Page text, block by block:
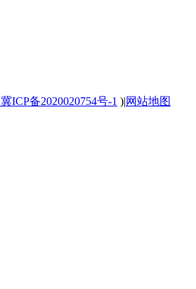
冀ICP备2020020754号-1 )|网站地图